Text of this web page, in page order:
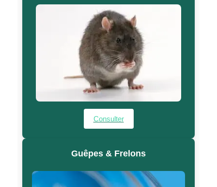
Consulter
Guêpes & Frelons